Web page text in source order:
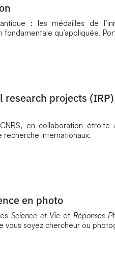
: les médailles de
qu’appliquée.
projects
en collaboration
internationaux.
en photo
Science et Vie et Réponses
vous soyez chercheur ou